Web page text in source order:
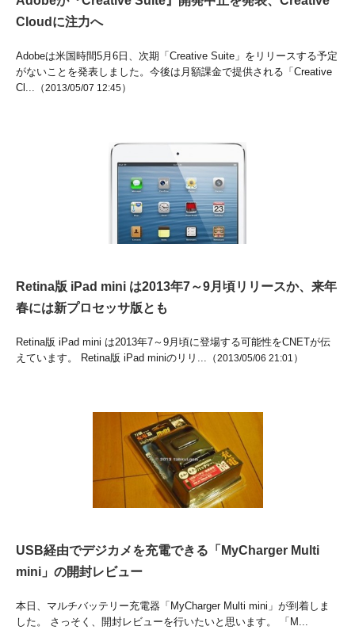
Cloudに注力へ
Adobeは米国時間5月6日、次期「Creative Suite」をリリースする予定
がないことを発表しました。今後は月額課金で提供される「Creative
Cl...（2013/05/07 12:45）
Retina版 iPad mini は2013年7～9月頃リリースか、来年
春には新プロセッサ版とも
Retina版 iPad mini は2013年7～9月頃に登場する可能性をCNETが伝
えています。 Retina版 iPad miniのリリ...（2013/05/06 21:01 ）
USB経由でデジカメを充電できる「MyCharger Multi
mini」の開封レビュー
本日、マルチバッテリー充電器「MyCharger Multi mini」が到着しま
した。 さっそく、開封レビューを行いたいと思います。 「M...